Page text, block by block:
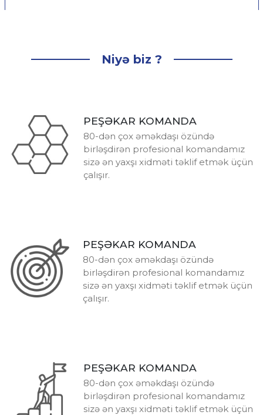
Niyə biz ?
PEŞƏKAR KOMANDA
80-dən çox əməkdaşı özündə
birləşdirən profesional komandamız
sizə ən yaxşı xidməti təklif etmək üçün
çalışır.
PEŞƏKAR KOMANDA
80-dən çox əməkdaşı özündə
birləşdirən profesional komandamız
sizə ən yaxşı xidməti təklif etmək üçün
çalışır.
PEŞƏKAR KOMANDA
80-dən çox əməkdaşı özündə
birləşdirən profesional komandamız
sizə ən yaxşı xidməti təklif etmək üçün